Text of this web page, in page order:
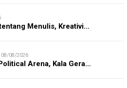
Menulis, Kreativi…
08/08/2026
Arena, Kala Gera…